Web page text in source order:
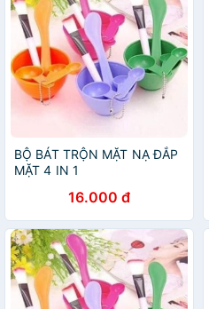
BỘ BÁT TRỘN MẶT NẠ ĐẮP
MẶT 4 IN 1
16.000 đ